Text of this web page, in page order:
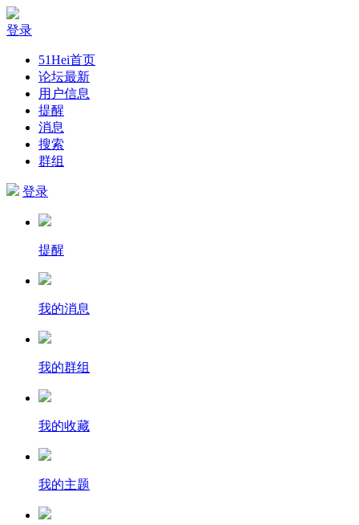
登录
51Hei首页
论坛最新
用户信息
提醒
消息
搜索
群组
登录
提醒
我的消息
我的群组
我的收藏
我的主题